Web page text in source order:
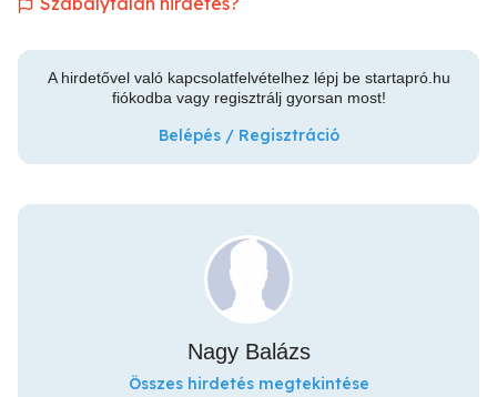
A hirdetővel való kapcsolatfelvételhez lépj be startapró.hu
fiókodba vagy regisztrálj gyorsan most!
Belépés / Regisztráció
Nagy Balázs
Összes hirdetés megtekintése